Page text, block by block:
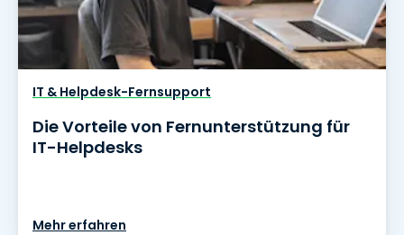
IT & Helpdesk-Fernsupport
Die Vorteile von Fernunterstützung für
IT-Helpdesks
Mehr erfahren